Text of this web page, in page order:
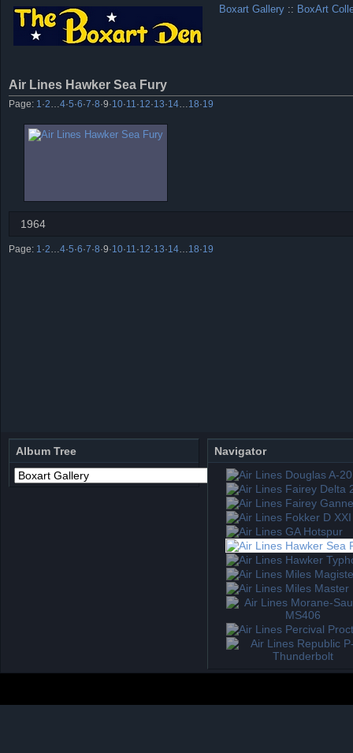
Boxart Gallery :: BoxArt
Air Lines Hawker Sea Fury
Page: 1 ·2 4·5·6·7·8·9·10·11 ·12·13·14 18·19
1964
Page: 1 ·2 4·5·6·7·8·9·10·11 ·12·13·14 18·19
Album Tree Navigator